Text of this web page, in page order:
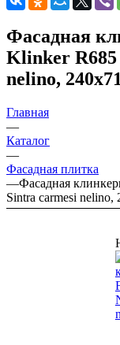
Фасадная
Klinker R685
nelino,
Главная
—
Каталог
—
Фасадная плитка
—Фасадная
Sintra carmesi nelino,